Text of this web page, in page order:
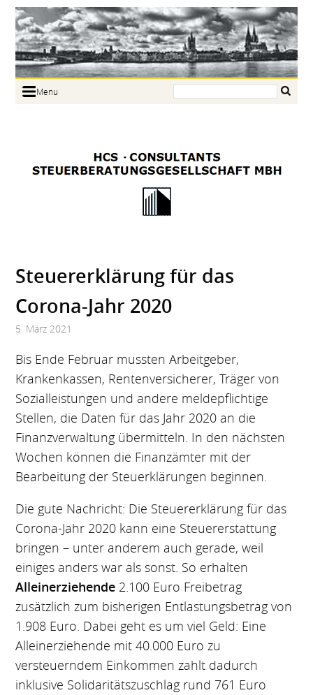
Menu
Links
Steuererklärung für das
Corona-Jahr 2020
5. März 2021
Bis Ende Februar mussten Arbeitgeber,
Krankenkassen, Rentenversicherer, Träger von
Sozialleistungen und andere meldepflichtige
Stellen, die Daten für das Jahr 2020 an die
Finanzverwaltung übermitteln. In den nächsten
Wochen können die Finanzämter mit der
Bearbeitung der Steuerklärungen beginnen.
Die gute Nachricht: Die Steuererklärung für das
Corona-Jahr 2020 kann eine Steuererstattung
bringen – unter anderem auch gerade, weil
einiges anders war als sonst. So erhalten
Alleinerziehende 2.100 Euro Freibetrag
zusätzlich zum bisherigen Entlastungsbetrag von
1.908 Euro. Dabei geht es um viel Geld: Eine
Alleinerziehende mit 40.000 Euro zu
versteuerndem Einkommen zahlt dadurch
inklusive Solidaritätszuschlag rund 761 Euro